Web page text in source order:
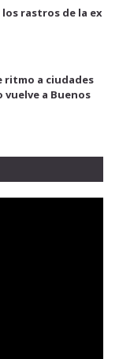
rastros de la ex
ritmo a ciudades
a Buenos